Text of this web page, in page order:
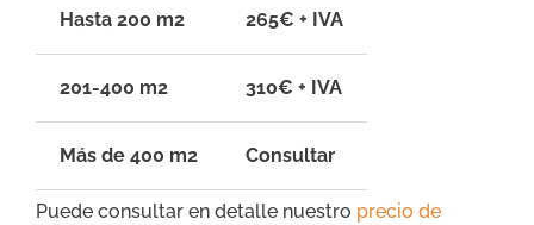
Hasta 200 m2 265€ + IVA
201-400 m2 310€ + IVA
Más de 400 m2 Consultar
Puede consultar en detalle nuestro precio de